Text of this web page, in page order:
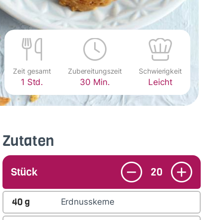
Zeit gesamt
1 Std.
Zubereitungszeit
30 Min.
Schwierigkeit
Leicht
Zutaten
Stück 20
40 g Erdnusskerne